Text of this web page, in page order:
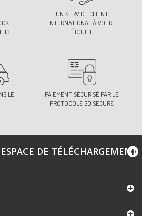
13
UN SERVICE CLIENT
INTERNATIONAL À VOTRE
ÉCOUTE
LE
PAIEMENT SÉCURISÉ PAR LE
PROTOCOLE 3D SECURE
DE TÉLÉCHARGEMENT